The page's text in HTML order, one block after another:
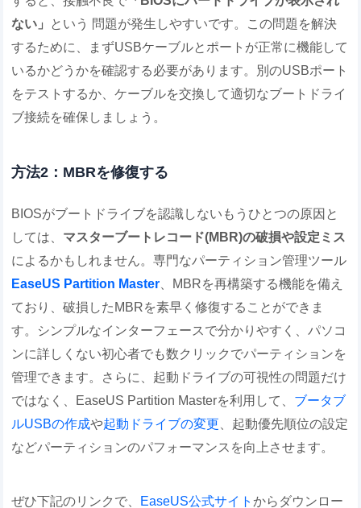
ない」
という 問題が発生しやすいです。この問題を解決
するために、まずUSBケーブルとポートが正常に機能して
いるかどうかを確認する必要があります。別のUSBポート
をテストするか、ケーブルを交換して適切なブートドライ
ブ接続を確保しましょう。
方法2：MBRを修復する
BIOSがブートドライブを認識しないもうひとつの原因と
しては、 マスターブートレコード(MBR)の破損や設定ミス
によるかもしれません。専門なパーティション管理ツール
EaseUS Partition Master、MBRを再構築する機能を備え
ており、破損したMBRを素早く修復することができま
す。シンプルなインターフェースで分かりやすく、パソコ
ンに詳しくない初心者でも数クリックでパーティションを
管理できます。さらに、起動ドライブの可視性の問題だけ
ではなく、EaseUS Partition Masterを利用して、 ブータブ
ルUSBの作成や起動ドライブの変更 、起動優先順位の設定
などパーティションのパフォーマンスを向上させます。
ぜひ下記のリンクで、 EaseUS公式サイトからダウンロー